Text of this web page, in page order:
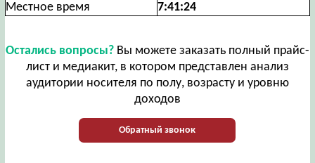
Местное время
7:41:24
Остались вопросы?Вы можете заказать полный прайс-
лист и медиакит, в котором представлен анализ
аудитории носителя по полу, возрасту и уровню
доходов
Обратный звонок